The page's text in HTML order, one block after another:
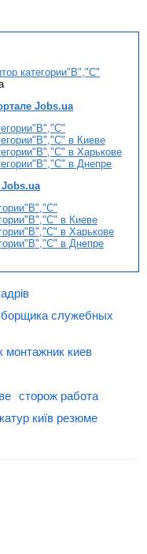
категории"В","С"
Jobs.ua
в Киеве
в Харькове
в Днепре
в Киеве
в Харькове
в Днепре
служебных
монтажник киев
сторож работа
київ резюме